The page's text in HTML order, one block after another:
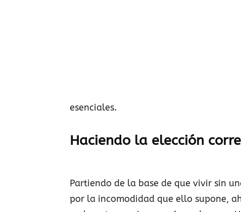
esenciales.
Haciendo la elección
Partiendo de la base de que vivir sin
por la incomodidad que ello supone,